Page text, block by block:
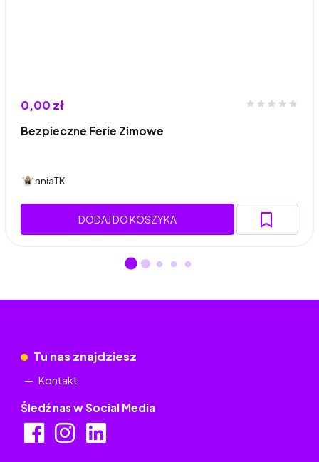
0,00 zł
Bezpieczne Ferie Zimowe
aniaTK
DODAJ DO KOSZYKA
Tu nas znajdziesz
Kontakt
Śledź nas w Social Media